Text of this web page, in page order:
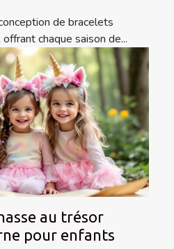
de bracelets
chaque saison de...
au trésor
pour enfants